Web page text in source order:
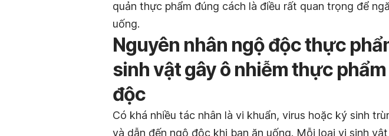
quản thực phẩm đúng cách là điều rất quan trọng để
uống.
Nguyên nhân ngộ độc thực
sinh vật gây ô nhiễm thực
độc
Có khá nhiều tác nhân là vi khuẩn, virus hoặc ký sinh
và dẫn đến ngộ độc khi bạn ăn uống. Mỗi loại vi sinh